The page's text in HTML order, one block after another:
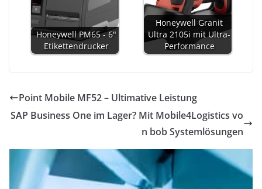
Honeywell PM65 - 6"
Etikettendrucker
Honeywell Granit
Ultra 2105i mit Ultra-
Performance
Point Mobile MF52 – Ultimative Leistung
SAP Business One im Lager? Mit Mobile4Logistics vo
n bob Systemlösungen